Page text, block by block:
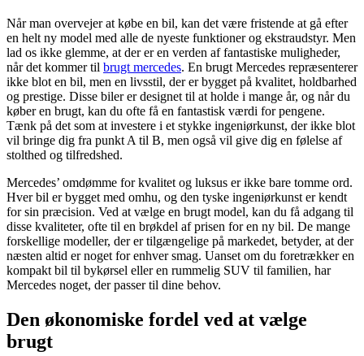
Når man overvejer at købe en bil, kan det være fristende at gå efter
en helt ny model med alle de nyeste funktioner og ekstraudstyr. Men
lad os ikke glemme, at der er en verden af fantastiske muligheder,
når det kommer til brugt mercedes. En brugt Mercedes repræsenterer
ikke blot en bil, men en livsstil, der er bygget på kvalitet, holdbarhed
og prestige. Disse biler er designet til at holde i mange år, og når du
køber en brugt, kan du ofte få en fantastisk værdi for pengene.
Tænk på det som at investere i et stykke ingeniørkunst, der ikke blot
vil bringe dig fra punkt A til B, men også vil give dig en følelse af
stolthed og tilfredshed.
Mercedes’ omdømme for kvalitet og luksus er ikke bare tomme ord.
Hver bil er bygget med omhu, og den tyske ingeniørkunst er kendt
for sin præcision. Ved at vælge en brugt model, kan du få adgang til
disse kvaliteter, ofte til en brøkdel af prisen for en ny bil. De mange
forskellige modeller, der er tilgængelige på markedet, betyder, at der
næsten altid er noget for enhver smag. Uanset om du foretrækker en
kompakt bil til bykørsel eller en rummelig SUV til familien, har
Mercedes noget, der passer til dine behov.
Den økonomiske fordel ved at vælge
brugt